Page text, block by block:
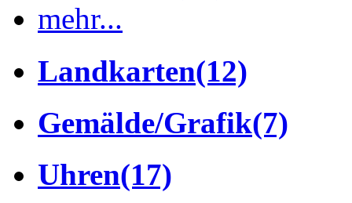
mehr...
Landkarten(12)
Gemälde/Grafik(7)
Uhren(17)